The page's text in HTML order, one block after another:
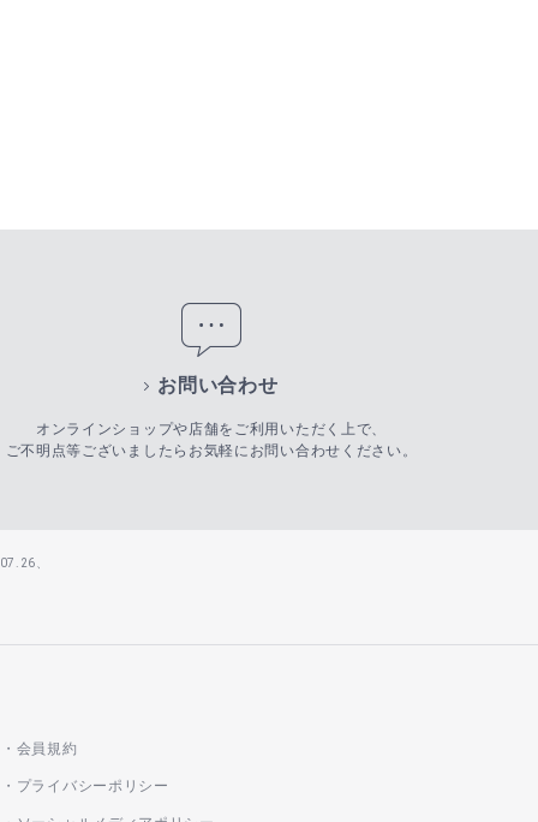
お問い合わせ
オンラインショップや店舗をご利用いただく上で、
ご不明点等ございましたらお気軽にお問い合わせください。
、
会員規約
プライバシーポリシー